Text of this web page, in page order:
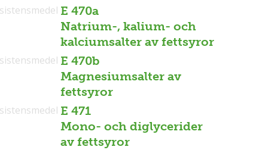
E 470a
Natrium-, kalium- och
kalciumsalter av fettsyror
E 470b
Magnesiumsalter av
fettsyror
E 471
Mono- och diglycerider
av fettsyror